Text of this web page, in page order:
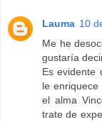
Lauma 10
Me he
gustaría
Es evidente
le
el alma
trate de